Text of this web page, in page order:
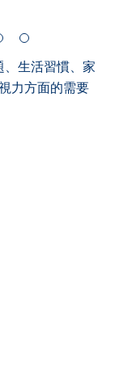
、生活習慣、家
力方面的需要